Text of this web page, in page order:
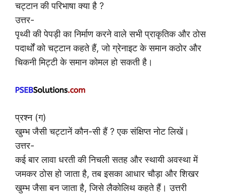
चट्टान की परिभाषा क्या है ?
उत्तर-
पृथ्वी की पेपड़ी का निर्माण करने वाले सभी प्राकृतिक और ठोस
पदार्थों को चट्टान कहते हैं, जो ग्रेनाइट के समान कठोर और
चिकनी मिट्टी के समान कोमल हो सकती है।
प्रश्न (ग)
खुम्भ जैसी चट्टानें कौन-सी हैं ? एक संक्षिप्त नोट लिखें।
उत्तर-
कई बार लावा धरती की निचली सतह और स्थायी अवस्था में
जमकर ठोस हो जाता है, तब इसका आधार चौड़ा और शिखर
खुम्भ जैसा बन जाता है, जिसे लैकोलिथ कहते हैं। उत्तरी